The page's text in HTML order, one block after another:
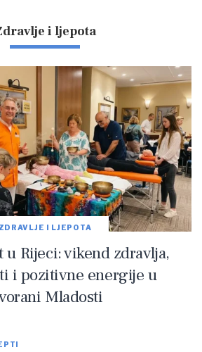
i ljepota
ZDRAVLJE I LJEPOTA
u Rijeci: vikend zdravlja,
i pozitivne energije u
Mladosti